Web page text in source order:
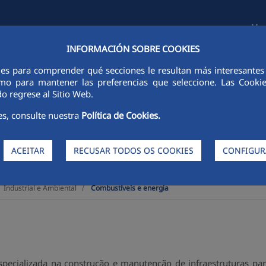
INFORMACIÓN SOBRE COOKIES
para comprender qué secciones le resultan más
para mantener las preferencias que seleccione. Las
regrese al Sitio Web.
consulte nuestra Política de Cookies.
ACEITAR RECUSAR TODOS OS COOKIES
CIDADE FCC SUSTENTABILIDADE ÉTICA E INTEGRIDADE
Industrial e Ambiental Combustíveis e energia
na construção e manutenção de infraestruturas